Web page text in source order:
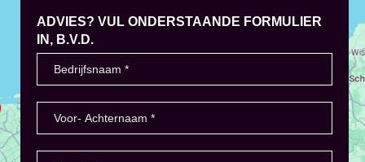
ADVIES? VUL ONDERSTAANDE FORMULIER
IN, B.V.D.